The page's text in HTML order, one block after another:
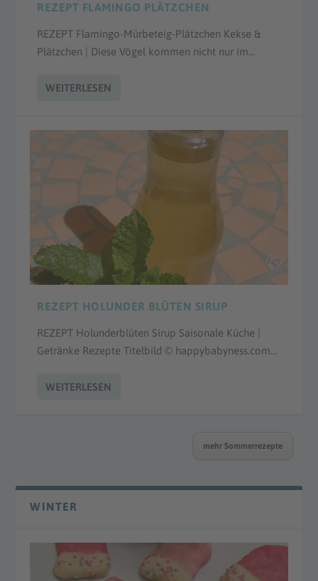
REZEPT FLAMINGO PLÄTZCHEN
REZEPT Flamingo-Mürbeteig-Plätzchen Kekse &
Plätzchen | Diese Vögel kommen nicht nur im...
WEITERLESEN
REZEPT HOLUNDER BLÜTEN SIRUP
REZEPT Holunderblüten Sirup Saisonale Küche |
Getränke Rezepte Titelbild © happybabyness.com...
WEITERLESEN
mehr Sommerrezepte
WINTER